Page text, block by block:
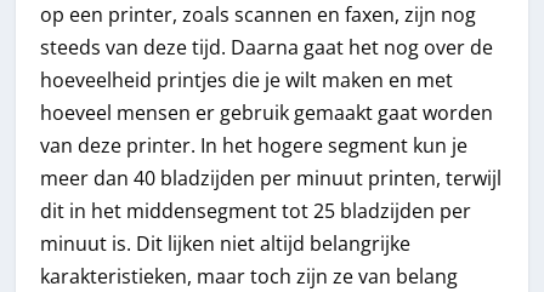
op een printer, zoals scannen en faxen, zijn nog
steeds van deze tijd. Daarna gaat het nog over de
hoeveelheid printjes die je wilt maken en met
hoeveel mensen er gebruik gemaakt gaat worden
van deze printer. In het hogere segment kun je
meer dan 40 bladzijden per minuut printen, terwijl
dit in het middensegment tot 25 bladzijden per
minuut is. Dit lijken niet altijd belangrijke
karakteristieken, maar toch zijn ze van belang